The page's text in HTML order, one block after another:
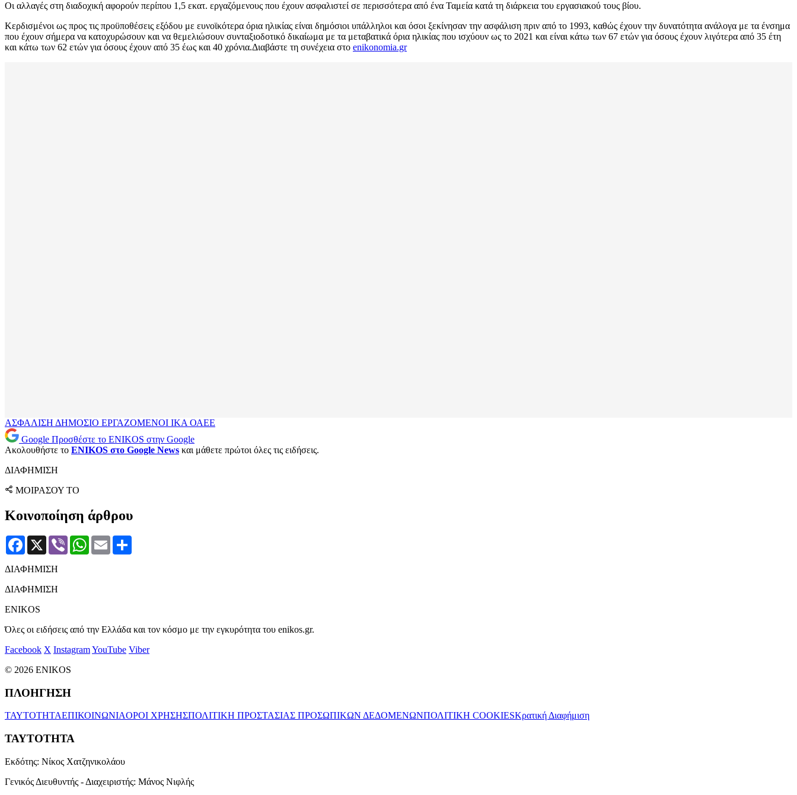
Οι αλλαγές στη διαδοχική αφορούν περίπου 1,5 εκατ. εργαζόμενους που έχουν ασφαλιστεί σε περισσότερα από ένα Ταμεία κατά τη διάρκεια του εργασιακού τους βίου.
Κερδισμένοι ως προς τις προϋποθέσεις εξόδου με ευνοϊκότερα όρια ηλικίας είναι δημόσιοι υπάλληλοι και όσοι ξεκίνησαν την ασφάλιση πριν από το 1993, καθώς έχουν την δυνατότητα ανάλογα με τα ένσημα
που έχουν σήμερα να κατοχυρώσουν και να θεμελιώσουν συνταξιοδοτικό δικαίωμα με τα μεταβατικά όρια ηλικίας που ισχύουν ως το 2021 και είναι κάτω των 67 ετών για όσους έχουν λιγότερα από 35 έτη
και κάτω των 62 ετών για όσους έχουν από 35 έως και 40 χρόνια.Διαβάστε τη συνέχεια στο enikonomia.gr
ΑΣΦΑΛΙΣΗ ΔΗΜΟΣΙΟ ΕΡΓΑΖΟΜΕΝΟΙ ΙΚΑ ΟΑΕΕ
Google Προσθέστε το ENIKOS στην Google
Ακολουθήστε το ENIKOS στο Google News και μάθετε πρώτοι όλες τις ειδήσεις.
ΔΙΑΦΗΜΙΣΗ
ΜΟΙΡΑΣΟΥ ΤΟ
Κοινοποίηση άρθρου
Facebook
X Viber WhatsApp
Email
ΔΙΑΦΗΜΙΣΗ
ΔΙΑΦΗΜΙΣΗ
ENIKOS
Όλες οι ειδήσεις από την Ελλάδα και τον κόσμο με την εγκυρότητα του enikos.gr.
Facebook X InstagramYouTube Viber
© 2026 ENIKOS
ΠΛΟΗΓΗΣΗ
ΤΑΥΤΟΤΗΤΑΕΠΙΚΟΙΝΩΝΙΑΟΡΟΙ ΧΡΗΣΗΣΠΟΛΙΤΙΚΗ ΠΡΟΣΤΑΣΙΑΣ ΠΡΟΣΩΠΙΚΩΝ ΔΕΔΟΜΕΝΩΝΠΟΛΙΤΙΚΗ COOKIESΚρατική Διαφήμιση
ΤΑΥΤΟΤΗΤΑ
Εκδότης: Νίκος Χατζηνικολάου
Γενικός Διευθυντής - Διαχειριστής: Μάνος Νιφλής